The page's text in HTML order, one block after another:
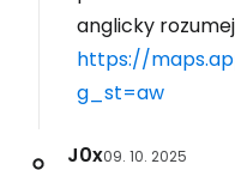
anglicky
https://
g_st=aw
J0x09. 10. 2025